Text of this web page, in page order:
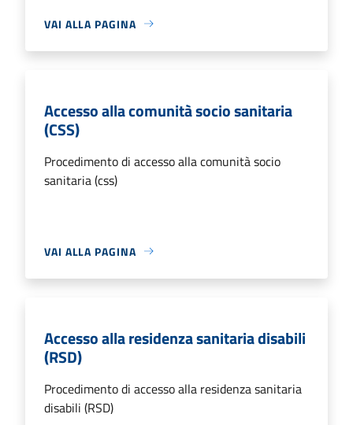
VAI ALLA PAGINA
Accesso alla comunità socio sanitaria
(CSS)
Procedimento di accesso alla comunità socio
sanitaria (css)
VAI ALLA PAGINA
Accesso alla residenza sanitaria disabili
(RSD)
Procedimento di accesso alla residenza sanitaria
disabili (RSD)